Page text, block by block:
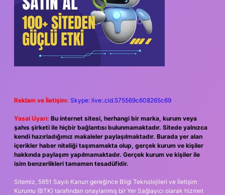
Reklam ve İletişim: Skype: live:.cid.575569c608265c69
Yasal Uyarı: Bu internet sitesi, herhangi bir marka, kurum veya
şahıs şirketi ile hiçbir bağlantısı bulunmamaktadır. Sitede yalnızca
kendi hazırladığımız makaleler paylaşılmaktadır. Burada yer alan
içerikler haber niteliği taşımamakta olup, gerçek kurum ve kişiler
hakkında paylaşım yapılmamaktadır. Gerçek kurum ve kişiler ile
isim benzerlikleri tamamen tesadüfidir.
Sitemiz, 5651 Sayılı Kanun gereğince Bilgi Teknolojileri ve İletişim
Kurumu (BTK) tarafından onaylanmış bir Yer Sağlayıcı olarak hizmet